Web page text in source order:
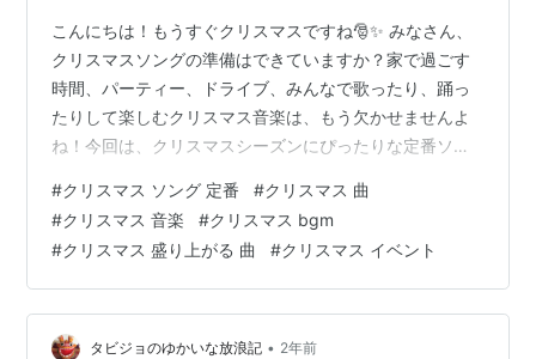
こんにちは！もうすぐクリスマスですね🎅✨ みなさん、
クリスマスソングの準備はできていますか？家で過ごす
時間、パーティー、ドライブ、みんなで歌ったり、踊っ
たりして楽しむクリスマス音楽は、もう欠かせませんよ
ね！今回は、クリスマスシーズンにぴったりな定番ソン
っぷりご紹介します🎶 クリスマスソングの定番！心温ま
る名曲たち🎁 1. 「きよしこの夜（Silent Night）」 誰も
が知っているクリスマスソングの中で、最も心温まる名
曲がこの「きよしこの夜」です。歌詞もメロディーもシ
ンプルで、聖夜の静けさを感じさせてくれる一曲。家族
みんなで囲むクリスマスデ…
#クリスマス ソング 定番 #クリスマス 曲
#クリスマス 音楽 #クリスマス bgm
#クリスマス 盛り上がる 曲 #クリスマス イベント
タビジョのゆかいな放浪記 • 2年前